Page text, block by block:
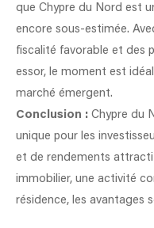
que Chypre du Nord est
encore sous-estimée.
fiscalité favorable et des
essor, le moment est
marché émergent.
Conclusion : Chypre du
unique pour les
et de rendements
immobilier, une activité
résidence, les avantages